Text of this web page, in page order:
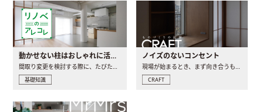
動かせない柱はおしゃれに活用！柱を魅せるリノベーション(リノベ)4選
間取り変更を検討する際に、たびたび皆さんの頭を悩ませる動か..
基礎知識
ノイズのないコンセント
現場が始まるとき、まず向き合うものの一つがコンセントです..
CRAFT